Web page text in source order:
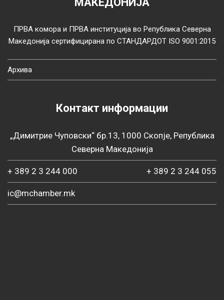
ПРВА комора и ПРВА институција во Република Северна
Македонија сертифицирана по СТАНДАРДОТ ISO 9001:2015
Архива
Контакт информации
„Димитрие Чуповски“ бр.13, 1000 Скопје, Република
Северна Македонија
+ 389 2 3 244 000 + 389 2 3 244 055
ic@mchamber.mk